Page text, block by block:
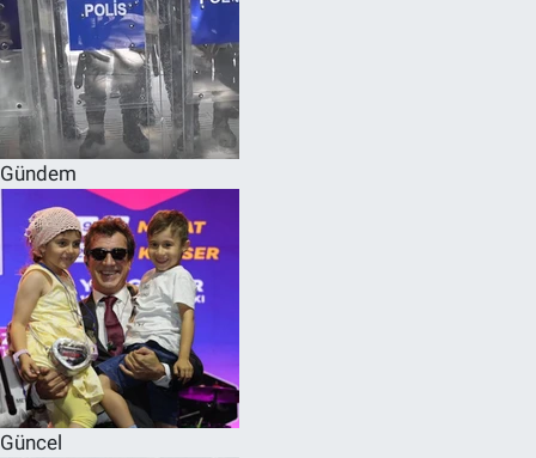
Gündem
Güncel